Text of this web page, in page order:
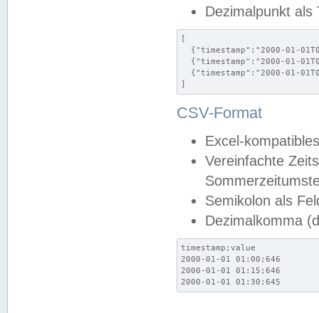
Dezimalpunkt als
[
{"timestamp":"2000-01-
{"timestamp":"2000-01-
{"timestamp":"2000-01-
]
CSV-Format
Excel-
Vereinfachte
Semikolon als
Dezimalkomma
timestamp;value
2000-01-01 01:00;646
2000-01-01 01:15;646
2000-01-01 01:30;645